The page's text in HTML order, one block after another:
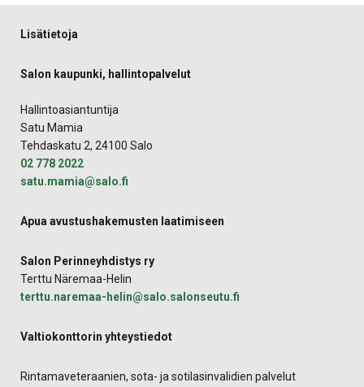
Lisätietoja
Salon kaupunki, hallintopalvelut
Hallintoasiantuntija
Satu Mamia
Tehdaskatu 2, 24100 Salo
02 778 2022
satu.mamia@salo.fi
Apua avustushakemusten laatimiseen
Salon Perinneyhdistys ry
Terttu Näremaa-Helin
terttu.naremaa-helin@salo.salonseutu.fi
Valtiokonttorin yhteystiedot
Rintamaveteraanien, sota- ja sotilasinvalidien palvelut